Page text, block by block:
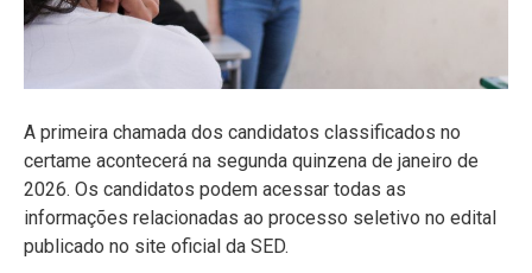
A primeira chamada dos candidatos classificados no
certame acontecerá na segunda quinzena de janeiro de
2026. Os candidatos podem acessar todas as
informações relacionadas ao processo seletivo no edital
publicado no site oficial da SED.